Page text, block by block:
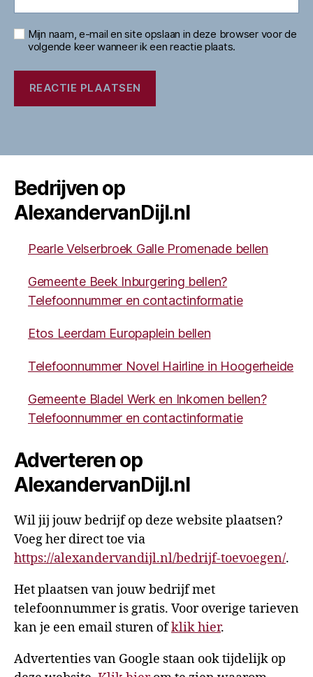
Mijn naam, e-mail en site opslaan in deze browser voor de
volgende keer wanneer ik een reactie plaats.
Bedrijven op
AlexandervanDijl.nl
Pearle Velserbroek Galle Promenade bellen
Gemeente Beek Inburgering bellen?
Telefoonnummer en contactinformatie
Etos Leerdam Europaplein bellen
Telefoonnummer Novel Hairline in Hoogerheide
Gemeente Bladel Werk en Inkomen bellen?
Telefoonnummer en contactinformatie
Adverteren op
AlexandervanDijl.nl
Wil jij jouw bedrijf op deze website plaatsen?
Voeg her direct toe via
https://alexandervandijl.nl/bedrijf-toevoegen/.
Het plaatsen van jouw bedrijf met
telefoonnummer is gratis. Voor overige tarieven
kan je een email sturen ofklik hier.
Advertenties van Google staan ook tijdelijk op